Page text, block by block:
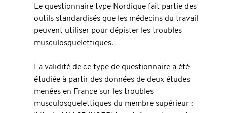
Le questionnaire type Nordique fait partie des
outils standardisés que les médecins du travail
peuvent utiliser pour dépister les troubles
musculosquelettiques.
La validité de ce type de questionnaire a été
étudiée à partir des données de deux études
menées en France sur les troubles
musculosquelettiques du membre supérieur :